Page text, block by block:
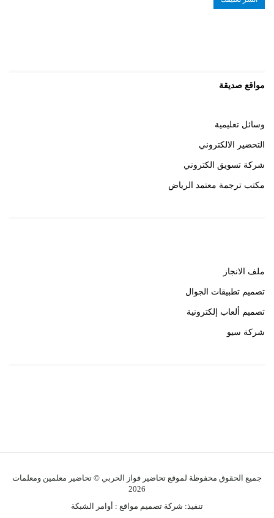
مواقع صديقة
وسائل تعليمية
التحضير الالكتروني
شركة تسويق الكتروني
مكتب ترجمة معتمد الرياض
ملف الانجاز
تصميم تطبيقات الجوال
تصميم ألعاب إلكترونية
شركة سيو
جميع الحقوق محفوظة لموقع تحاضير فواز الحربي © تحاضير معلمين ومعلمات
2026
تنفيذ: شركة تصميم مواقع : أوامر الشبكة